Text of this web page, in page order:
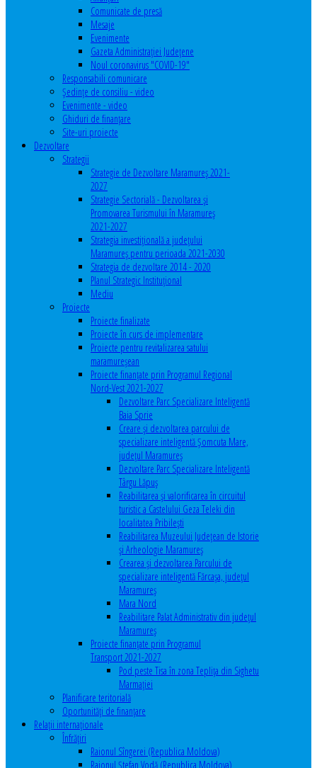
Comunicate de presă
Mesaje
Evenimente
Gazeta Administraţiei Judeţene
Noul coronavirus "COVID-19"
Responsabili comunicare
Şedinţe de consiliu - video
Evenimente - video
Ghiduri de finanţare
Site-uri proiecte
Dezvoltare
Strategii
Strategie de Dezvoltare Maramureș 2021-
2027
Strategie Sectorială - Dezvoltarea și
Promovarea Turismului în Maramureș
2021-2027
Strategia investiţională a județului
Maramureș pentru perioada 2021-2030
Strategia de dezvoltare 2014 - 2020
Planul Strategic Instituţional
Mediu
Proiecte
Proiecte finalizate
Proiecte în curs de implementare
Proiecte pentru revitalizarea satului
maramureşean
Proiecte finanțate prin Programul Regional
Nord-Vest 2021-2027
Dezvoltare Parc Specializare Inteligentă
Baia Sprie
Creare și dezvoltarea parcului de
specializare inteligentă Șomcuta Mare,
județul Maramureș
Dezvoltare Parc Specializare Inteligentă
Târgu Lăpuș
Reabilitarea și valorificarea în circuitul
turistic a Castelului Geza Teleki din
localitatea Pribilești
Reabilitarea Muzeului Județean de Istorie
și Arheologie Maramureș
Crearea și dezvoltarea Parcului de
specializare inteligentă Fărcașa, județul
Maramureș
Mara Nord
Reabilitare Palat Administrativ din județul
Maramureș
Proiecte finanțate prin Programul
Transport 2021-2027
Pod peste Tisa în zona Teplița din Sighetu
Marmației
Planificare teritorială
Oportunităţi de finanţare
Relaţii internaţionale
Înfrăţiri
Raionul Sîngerei (Republica Moldova)
Raionul Ștefan Vodă (Republica Moldova)